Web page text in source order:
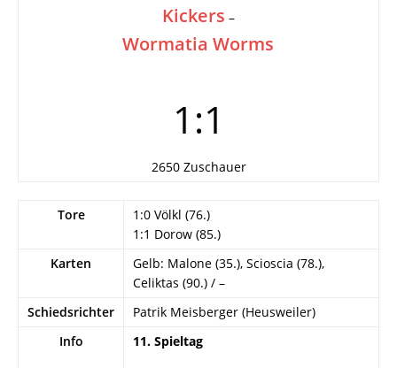
Kickers –
Wormatia Worms
1:1
2650 Zuschauer
Tore
1:0 Völkl (76.)
1:1 Dorow (85.)
Karten
Gelb: Malone (35.), Scioscia (78.),
Celiktas (90.) / –
Schiedsrichter
Patrik Meisberger (Heusweiler)
Info
11. Spieltag